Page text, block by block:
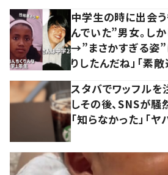
中学生の時に出会
んでいた”男女。し
→”まさかすぎる姿
りしたんだね」「素敵
スタバでワッフルを
しその後、SNSが
「知らなかった」「ヤ